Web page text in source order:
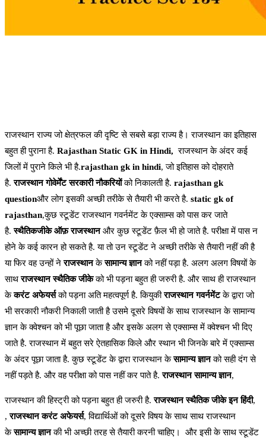
राजस्थान राज्य जो क्षेत्रफल की दृष्टि से सबसे बड़ा राज्य है। राजस्थान का इतिहास
बहुत ही पुराना है. Rajasthan Static GK in Hindi, राजस्थान के अंदर कई
जिलों में पुराने किले भी है.rajasthan gk in hindi, जो इतिहास को दोहराते
है.राजस्थान गोवेर्मेंट सरकारी नौकरियोंको निकालती है. rajasthan gk
questionऔर लोग इसकी अच्छी तरीके से तैयारी भी करते है. static gk of
rajasthan,कुछ स्टूडेंट राजस्थान गवर्नमेंट के एक्साम्स को पास कर जाते
है.स्थैतिकजीके ऑफ़ राजस्थानऔर कुछ स्टूडेंट फ़ैल भी हो जाते है. परीक्षा में पास न
होने के कई कारन हो सकते है. या तो उन स्टूडेंट ने अच्छी तरीके से तैयारी नहीं की है
या फिर वह उन्हों नेराजस्थानकेसामान्य ज्ञानको नहीं पड़ा है. अलग अलग विषयों के
साथराजस्थान स्थैतिक जीकेको भी पड़ना बहुत ही जरुरी है. और साथ ही राजस्थान
केकरंट अफेयर्सको पड़ना अति महत्वपूर्ण है. कियुकीराजस्थान गवर्नमेंटके द्वारा जो
भी सरकारी नौकरी निकाली जाती है उसमे दूसरे विषयों के साथ राजस्थान के सामान्य
ज्ञान के क्वेश्चन को भी पूछा जाता है और इसके अलग से एक्साम्स में क्वेश्चन भी दिए
जाते है. राजस्थान में बहुत सरे ऐतहासिक किले और स्थान भी जिनके बारे में एक्साम्स
के अंदर पूछा जाता है. कुछ स्टूडेंट के द्वारा राजस्थान केसामान्य ज्ञानको सही दंग से
नहीं पड़ते है. और वह परीक्षा को पास नहीं कर पाते है.राजस्थान सामान्य ज्ञान,
राजस्थान की हिस्ट्री को पड़ना बहुत ही जरुरी है.राजस्थान स्थैतिक जीके इन हिंदी,
,राजस्थान करंट अफेयर्स, विद्यार्थिओं को दूसरे विषय के साथ साथ राजस्थान
केसामान्य ज्ञानकी भी अच्छी तरह से तैयारी करनी चाहिए। और इसी के साथ स्टूडेंट